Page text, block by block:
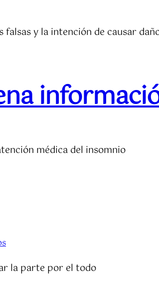
y la intención de causar
médica del insomnio
la parte por el todo